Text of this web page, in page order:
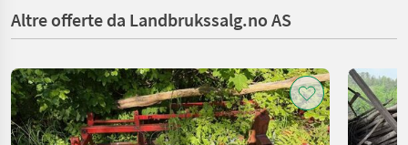
Altre offerte da Landbrukssalg.no AS